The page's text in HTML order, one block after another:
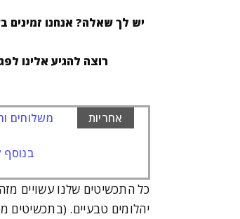
יש לך שאלה? אנחנו זמינים
רוצה להגיע אלינו
אחריות משלוחים
בנוסף
כל התכשיטים שלנו עשויים
יהלומים טבעיים. (בתכשיטים